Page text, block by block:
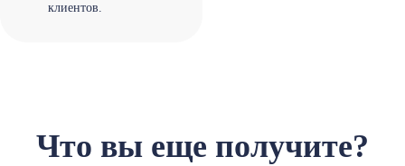
клиентов.
Что вы еще получите?